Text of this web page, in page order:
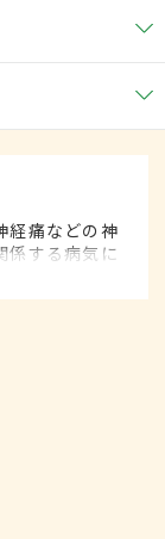
経痛などの神
係する病気に
療する内科
、ペインク